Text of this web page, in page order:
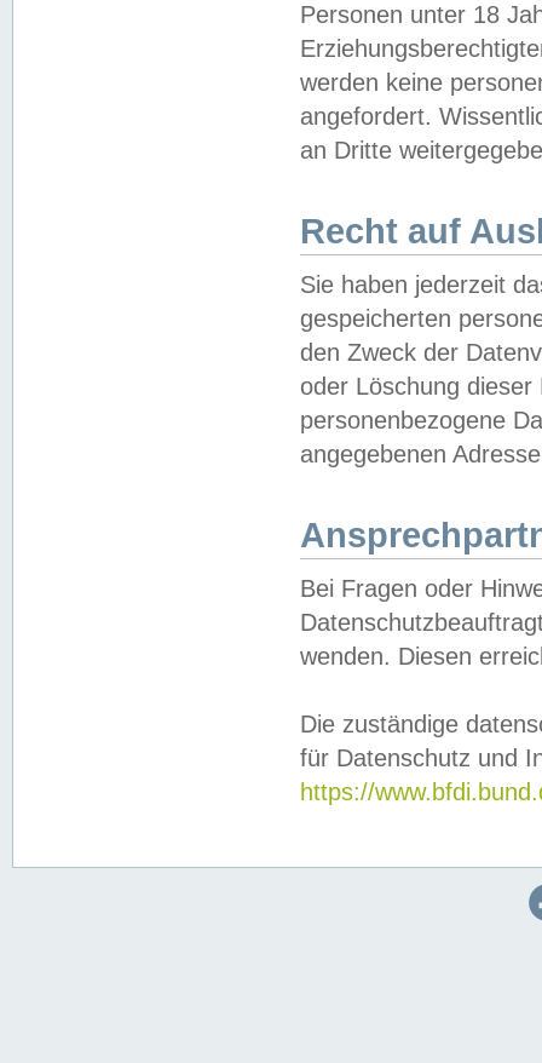
Personen unter 18
werden keine
angefordert.
an Dritte
Recht auf
Sie haben jederzeit
gespeicherten
den Zweck der
oder Löschung
personenbezogene
angegebenen
Bei Fragen oder
wenden. Diesen
Die zuständige
für Datenschutz und
https://